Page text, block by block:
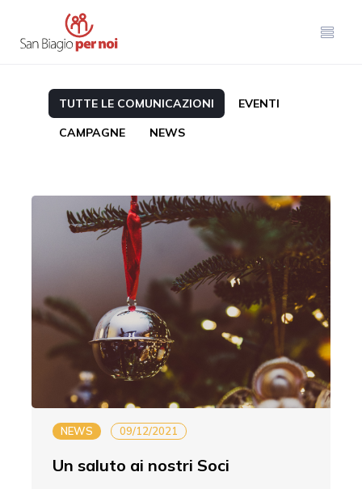
TUTTE LE COMUNICAZIONI EVENTI
CAMPAGNE NEWS
NEWS 09/12/2021
Un saluto ai nostri Soci